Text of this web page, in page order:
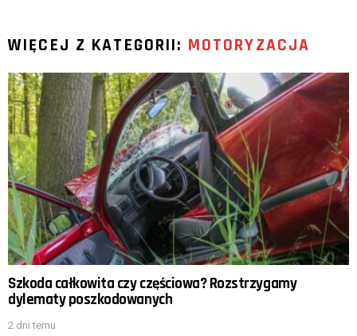
WIĘCEJ Z KATEGORII: MOTORYZACJA
Szkoda całkowita czy częściowa? Rozstrzygamy
dylematy poszkodowanych
2 dni temu